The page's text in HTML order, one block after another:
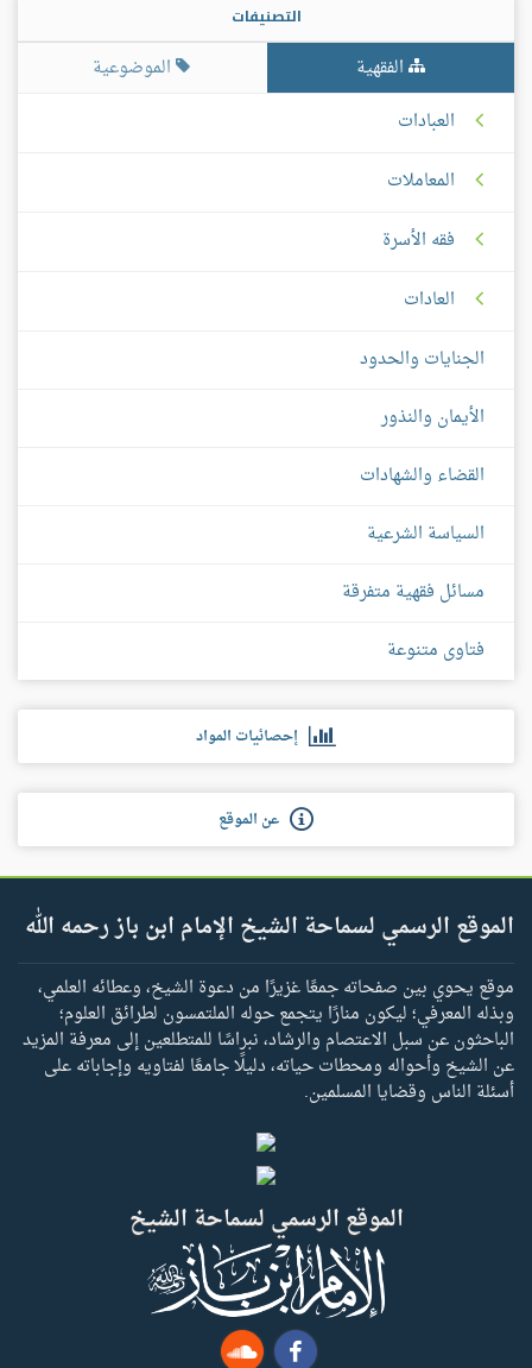
التصنيفات
الفقهية
الموضوعية
العبادات
المعاملات
فقه الأسرة
العادات
الجنايات والحدود
الأيمان والنذور
القضاء والشهادات
السياسة الشرعية
مسائل فقهية متفرقة
فتاوى متنوعة
إحصائيات المواد
عن الموقع
الموقع الرسمي لسماحة الشيخ الإمام ابن باز رحمه الله
موقع يحوي بين صفحاته جمعًا غزيرًا من دعوة الشيخ، وعطائه العلمي،
وبذله المعرفي؛ ليكون منارًا يتجمع حوله الملتمسون لطرائق العلوم؛
الباحثون عن سبل الاعتصام والرشاد، نبراسًا للمتطلعين إلى معرفة المزيد
عن الشيخ وأحواله ومحطات حياته، دليلًا جامعًا لفتاويه وإجاباته على
أسئلة الناس وقضايا المسلمين.
الموقع الرسمي لسماحة الشيخ